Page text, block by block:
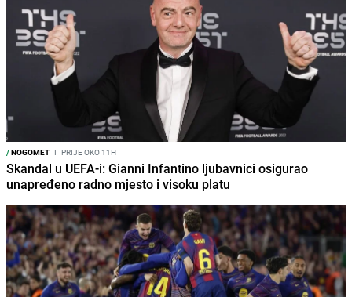
/NOGOMET I PRIJE OKO 11H
Skandal u UEFA-i: Gianni Infantino ljubavnici osigurao
unapređeno radno mjesto i visoku platu